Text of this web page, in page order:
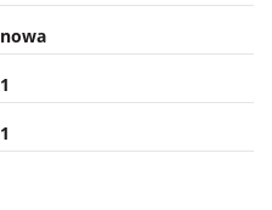
nowa
1
1